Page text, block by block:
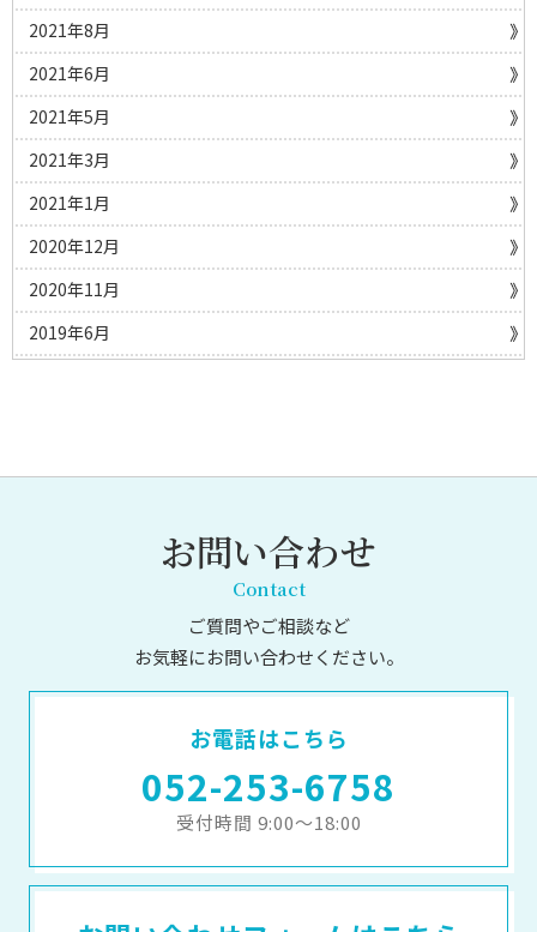
2021年8月
2021年6月
2021年5月
2021年3月
2021年1月
2020年12月
2020年11月
2019年6月
お問い合わせ
Contact
ご質問やご相談など
お気軽にお問い合わせください。
お電話はこちら
052-253-6758
受付時間 9:00～18:00